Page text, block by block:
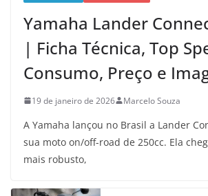
Yamaha Lander
| Ficha Técnica, Top
Consumo, Preço e
19 de janeiro de 2026 Marcelo Souza
A Yamaha lançou no Brasil a Lander
sua moto on/off-road de 250cc. Ela
mais robusto,